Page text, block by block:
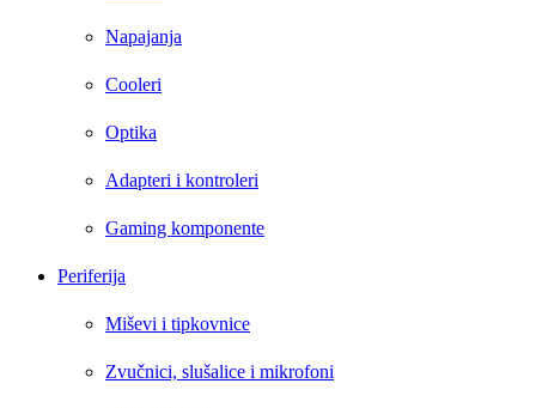
Napajanja
Cooleri
Optika
Adapteri i kontroleri
Gaming komponente
Periferija
Miševi i tipkovnice
Zvučnici, slušalice i mikrofoni